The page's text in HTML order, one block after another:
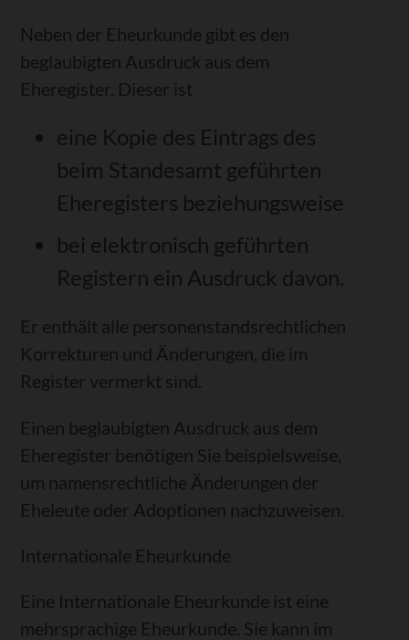
Neben der Eheurkunde gibt es den
beglaubigten Ausdruck aus dem
Eheregister. Dieser ist
eine Kopie des Eintrags des
beim Standesamt geführten
Eheregisters beziehungsweise
bei elektronisch geführten
Registern ein Ausdruck davon.
Er enthält alle personenstandsrechtlichen
Korrekturen und Änderungen, die im
Register vermerkt sind.
Einen beglaubigten Ausdruck aus dem
Eheregister benötigen Sie beispielsweise,
um namensrechtliche Änderungen der
Eheleute oder Adoptionen nachzuweisen.
Internationale Eheurkunde
Eine Internationale Eheurkunde ist eine
mehrsprachige Eheurkunde. Sie kann im